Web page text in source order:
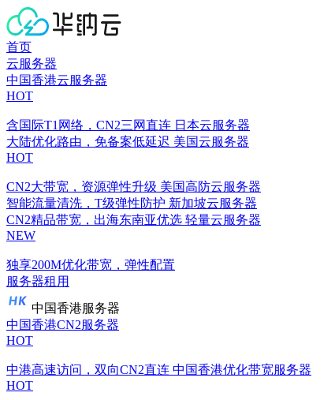
首页
云服务器
中国香港云服务器
HOT
含国际T1网络，CN2三网直连 日本云服务器
大陆优化路由，免备案低延迟 美国云服务器
HOT
CN2大带宽，资源弹性升级 美国高防云服务器
智能流量清洗，T级弹性防护 新加坡云服务器
CN2精品带宽，出海东南亚优选 轻量云服务器
NEW
独享200M优化带宽，弹性配置
服务器租用
中国香港服务器
中国香港CN2服务器
HOT
中港高速访问，双向CN2直连 中国香港优化带宽服务器
HOT